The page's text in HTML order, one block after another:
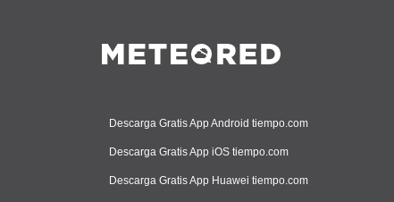
Descarga Gratis App Android tiempo.com
Descarga Gratis App iOS tiempo.com
Descarga Gratis App Huawei tiempo.com